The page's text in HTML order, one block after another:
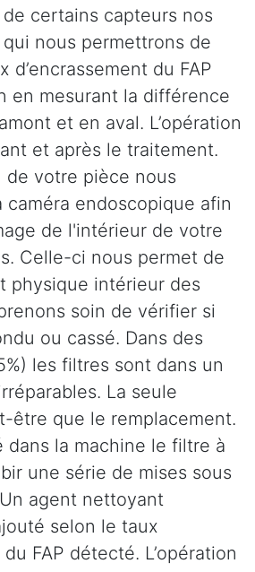
certains capteurs nos
nous permettrons de
d’encrassement du FAP
en mesurant la différence
et en aval. L’opération
et après le traitement.
de votre pièce nous
caméra endoscopique afin
de l'intérieur de votre
Celle-ci nous permet de
physique intérieur des
soin de vérifier si
ou cassé. Dans des
les filtres sont dans un
La seule
être que le remplacement.
dans la machine le filtre à
une série de mises sous
agent nettoyant
selon le taux
FAP détecté. L’opération